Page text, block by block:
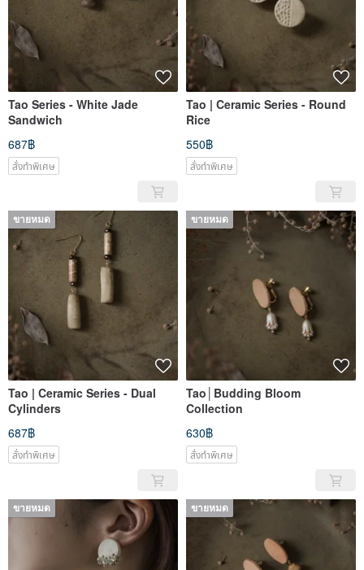
Tao Series - White Jade
Sandwich
687฿
สั่งทำพิเศษ
Tao | Ceramic Series - Round
Rice
550฿
สั่งทำพิเศษ
ขายหมด
Tao | Ceramic Series - Dual
Cylinders
687฿
สั่งทำพิเศษ
ขายหมด
Tao│Budding Bloom
Collection
630฿
สั่งทำพิเศษ
ขายหมด ขายหมด